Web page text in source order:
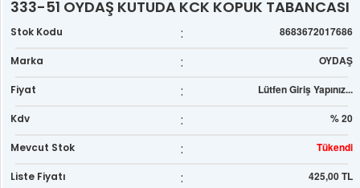
333-51 OYDAŞ KUTUDA KCK KOPUK TABANCASI
Stok Kodu : 8683672017686
Marka : OYDAŞ
Fiyat : Lütfen Giriş Yapınız...
Kdv : % 20
Mevcut Stok : Tükendi
Liste Fiyatı : 425,00 TL